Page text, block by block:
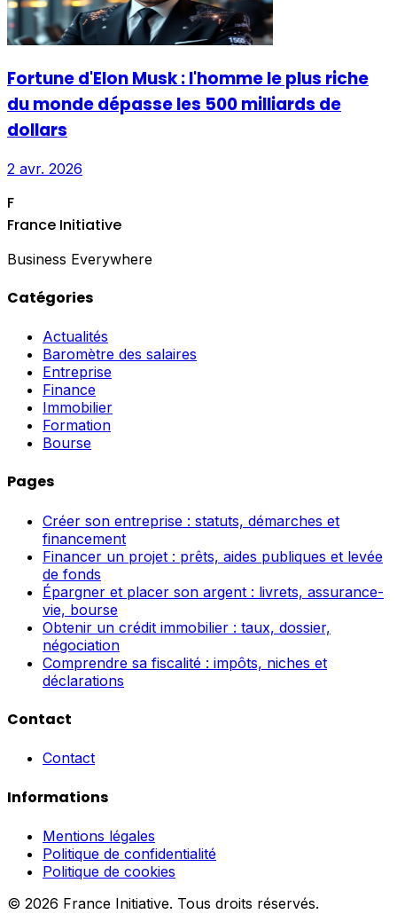
Fortune d'Elon Musk : l'homme le plus riche
du monde dépasse les 500 milliards de
dollars
2 avr. 2026
F
France Initiative
Business Everywhere
Catégories
Actualités
Baromètre des salaires
Entreprise
Finance
Immobilier
Formation
Bourse
Pages
Créer son entreprise : statuts, démarches et
financement
Financer un projet : prêts, aides publiques et levée
de fonds
Épargner et placer son argent : livrets, assurance-
vie, bourse
Obtenir un crédit immobilier : taux, dossier,
négociation
Comprendre sa fiscalité : impôts, niches et
déclarations
Contact
Contact
Informations
Mentions légales
Politique de confidentialité
Politique de cookies
© 2026 France Initiative. Tous droits réservés.